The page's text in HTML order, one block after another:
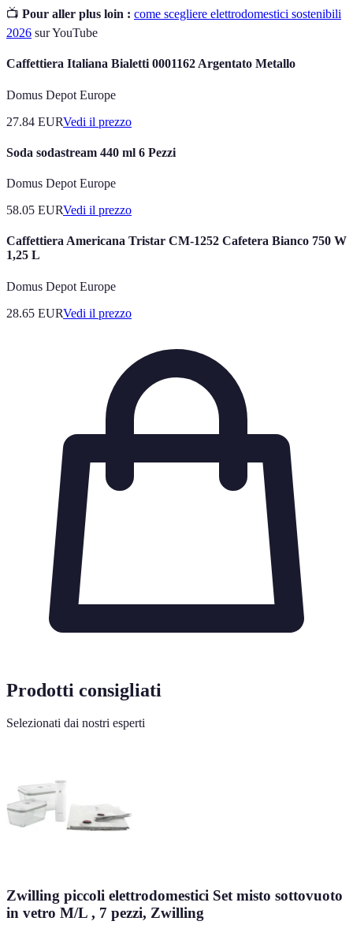
📺 Pour aller plus loin : come scegliere elettrodomestici sostenibili
2026 sur YouTube
Caffettiera Italiana Bialetti 0001162 Argentato Metallo
Domus Depot Europe
27.84 EURVedi il prezzo
Soda sodastream 440 ml 6 Pezzi
Domus Depot Europe
58.05 EURVedi il prezzo
Caffettiera Americana Tristar CM-1252 Cafetera Bianco 750 W
1,25 L
Domus Depot Europe
28.65 EURVedi il prezzo
Prodotti consigliati
Selezionati dai nostri esperti
Zwilling piccoli elettrodomestici Set misto sottovuoto
in vetro M/L , 7 pezzi, Zwilling